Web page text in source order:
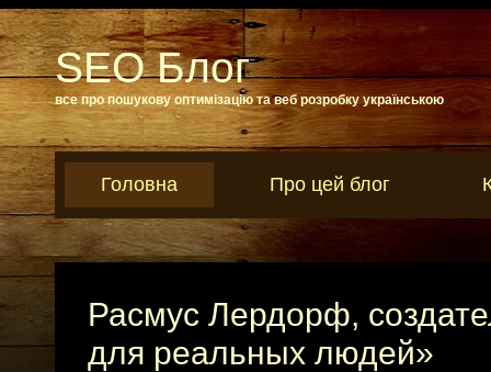
SEO Блог
все про пошукову оптимізацію та веб розробку українською
Головна Про цей блог
Расмус Лердорф,
для реальных людей»